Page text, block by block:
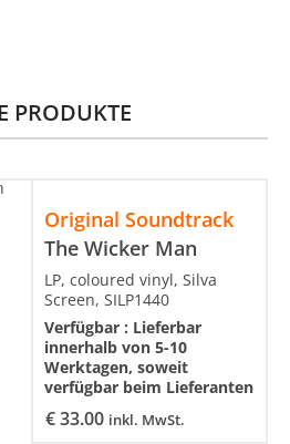
PRODUKTE
Original Soundtrack
The Wicker Man
€33.00 inkl. MwSt.
LP, coloured vinyl, Silva
Screen, SILP1440
Verfügbar : Lieferbar
innerhalb von 5-10
Werktagen, soweit
verfügbar beim Lieferanten